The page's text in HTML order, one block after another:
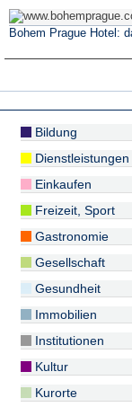
Bohem Prague Hotel:
Bildung
Dienstleistungen
Einkaufen
Freizeit, Sport
Gastronomie
Gesellschaft
Gesundheit
Immobilien
Institutionen
Kultur
Kurorte